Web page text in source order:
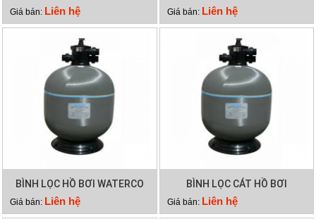
EPH300
Giá bán: Liên hệ EPH200
Giá bán: Liên hệ
BÌNH LỌC HỒ BƠI WATERCO
S600
Giá bán: Liên hệ
BÌNH LỌC CÁT HỒ BƠI
WATERCO S500
Giá bán: Liên hệ